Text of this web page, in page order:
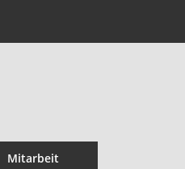
Mitarbeit